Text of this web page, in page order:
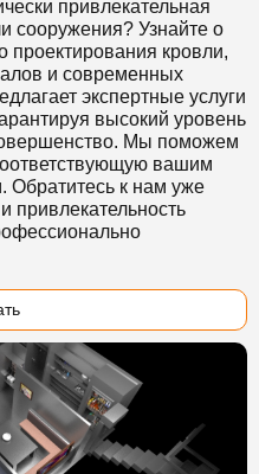
привлекательная
сооружения? Узнайте о
проектирования кровли,
и современных
экспертные услуги
высокий уровень
Мы поможем
вашим
Обратитесь к нам уже
привлекательность